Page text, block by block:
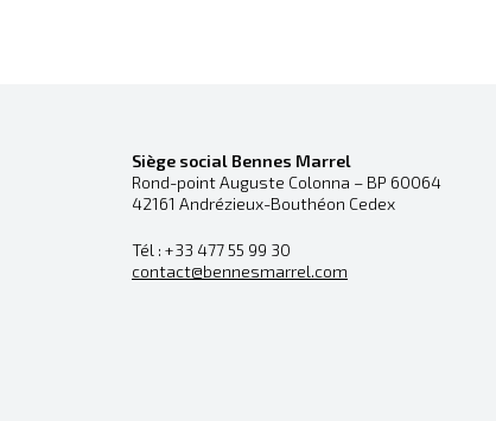
Siège social Bennes Marrel
Rond-point Auguste Colonna – BP 60064
42161 Andrézieux-Bouthéon Cedex
Tél : +33 477 55 99 30
contact@bennesmarrel.com